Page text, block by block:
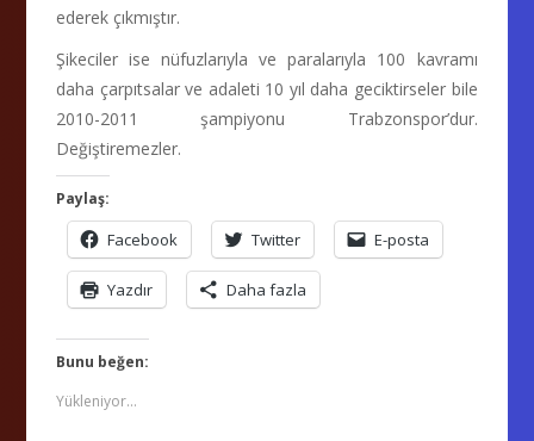
ederek çıkmıştır.
Şikeciler ise nüfuzlarıyla ve paralarıyla 100 kavramı
daha çarpıtsalar ve adaleti 10 yıl daha geciktirseler bile
2010-2011 şampiyonu Trabzonspor’dur.
Değiştiremezler.
Paylaş:
Facebook Twitter E-posta
Yazdır Daha fazla
Bunu beğen:
Yükleniyor...